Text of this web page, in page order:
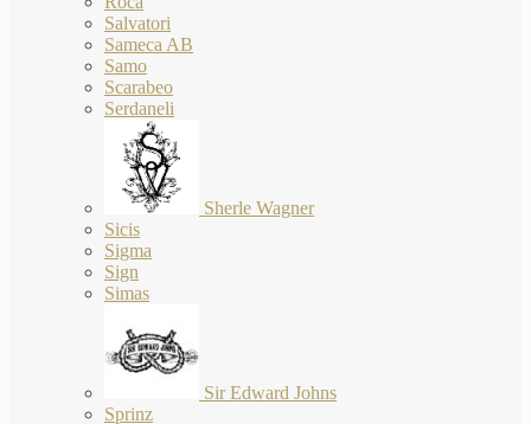
Salvatori
Sameca AB
Samo
Scarabeo
Serdaneli
Sherle Wagner
Sicis
Sigma
Sign
Simas
Sir Edward Johns
Sprinz